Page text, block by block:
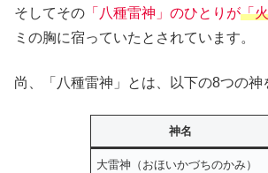
そしてその 「八種雷神」のひとりが「
ミの胸に宿っていたとされています。
尚、「八種雷神」とは、以下の8つの神
神名
大雷神（おほいかづちのかみ）